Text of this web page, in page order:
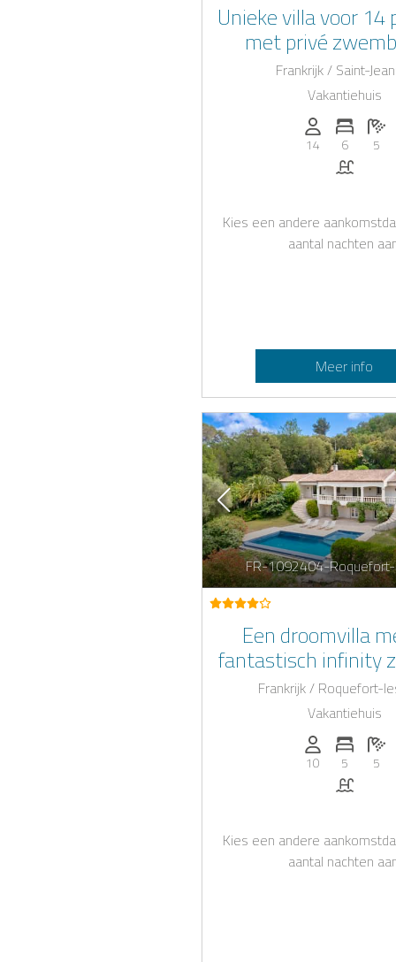
Unieke villa voor 14
met privé
adembenemend
Saint-Jeannet
Frankrijk / Saint-
Vakantiehuis
Personen
14
Aantal
6
5
Kies een andere
aantal nachten
Meer info
FR-1092404-
Een droomvilla
fantastisch infinity
voor een
in Roquefort-
Frankrijk / Roquefort-
Vakantiehuis
Personen
10
Aantal
5
5
Kies een andere
aantal nachten